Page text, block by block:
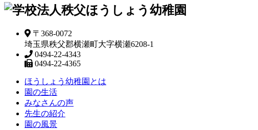
〒368-0072
埼玉県秩父郡横瀬町大字横瀬6208-1
0494-22-4343
0494-22-4365
ほうしょう幼稚園とは
園の生活
みなさんの声
先生の紹介
園の風景